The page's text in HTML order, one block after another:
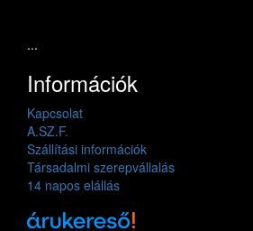
...
Információk
Kapcsolat
A.SZ.F.
Szállítási információk
Társadalmi szerepvállalás
14 napos elállás